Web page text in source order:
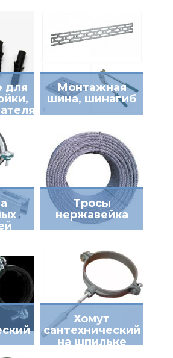
для
Монтажная
шина, шинагиб
Тросы
нержавейка
Хомут
сантехнический
на шпильке